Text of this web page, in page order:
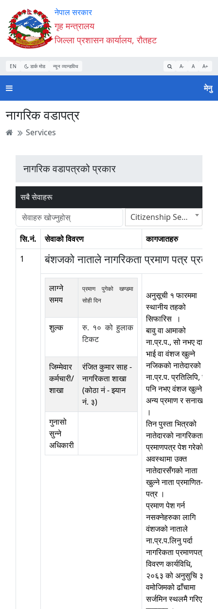
Accessibility
Mode
सुरु
गर्नुहोस्
सामाग्री
पढ्नुहाेस्
नेभिगेसन
पढ्नुहाेस्
वेबसाइट
खोजमा
जानुहोस्
नेपाल सरकार
गृह मन्त्रालय
जिल्ला प्रशासन कार्यालय, रौतहट
EN डार्क मोड न्यून व्यान्डविथ A- A A+
मेनु
नागरिक वडापत्र
Services
नागरिक वडापत्रको प्रकार
सबै सेवाहरू
Citizenship Section(नागरिकता शाखा)
सि.नं. सेवाको विवरण
कागजातहरु
1
बंशजको नाताले नागरिकता प्रमाण पत्र प्रदान
लाग्ने
समय
प्रमाण पुगेको खण्डमा
सोही दिन
शुल्क
रु‍. १० को हुलाक
टिकट
जिम्मेवार
कर्मचारी/
शाखा
रंजित कुमार साह-
नागरिकता शाखा
(कोठा नं - झ्यान
नं. ३)
गुनासो
सुन्ने
अधिकारी
अनुसूची १ फारममा
स्थानीय तहको
सिफारिस ।
बावु वा आमाको
ना.प्र.प., सो नभए दाजु,
भाई वा वंशज खुल्ने
नजिकको नातेदारको
ना.प्र.प. प्रतिलिपि, सो
पनि नभए वंशज खुल्ने
अन्य प्रमाण र सनाखत
।
तिन पुस्ता भित्रको
नातेदारको नागरिकताको
प्रमाणपत्र पेश गरेको
अवस्थामा उक्त
नातेदारसँगको नाता
खुल्ने नाता प्रमाणित–
पत्र ।
प्रमाण पेश गर्न
नसक्नेहरुका लागि
वंशजको नाताले
ना.प्र.प.लिनु पर्दा
नागरिकता प्रमाणपत्र
विवरण कार्यविधि,
२०६३ को अनुसुचि ३
वमोजिमको ढाँचामा
सर्जमिन स्थलमै गरिएको